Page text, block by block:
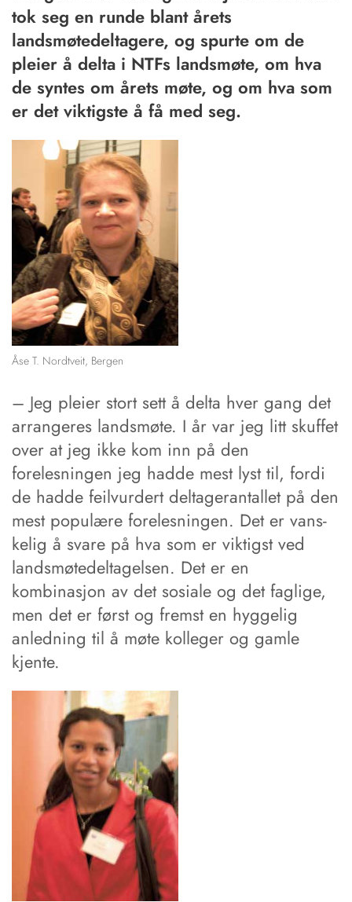
tok seg en runde blant årets
landsmøtedeltagere, og spurte ­om de
pleier å delta i NTFs landsmøte, ­om hva
de syntes ­om årets møte, og ­om hva som
er det viktigste å få med seg.
Åse T. Nordtveit, Bergen
– Jeg pleier stort sett å delta hver gang det
arrangeres landsmøte. I år var jeg litt skuffet
over at jeg ­ikke kom inn på den
forelesningen jeg hadde mest lyst til, fordi
de hadde feilvurdert deltagerantallet på den
mest populære forelesningen. Det er vans­
ke­lig å svare på hva som er viktigst ved
landsmøtedeltagelsen. Det er en
kombinasjon av det so­siale og det faglige,
men det er først og fremst en hyggelig
anledning til å ­møte kolleger og gamle
kjente.